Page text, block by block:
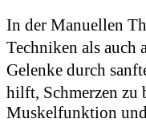
In der Manuellen
Techniken als
Gelenke durch
hilft, Schmerzen
Muskelfunktion